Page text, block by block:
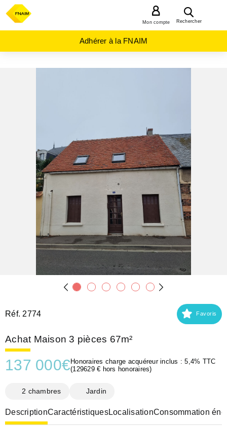
Rechercher
Mon compte
Adhérer à la FNAIM
MAINTENON
Réf. 2774 Favoris
Achat Maison 3 pièces 67m²
137 000€ Honoraires charge acquéreur inclus : 5,4% TTC
(129629 € hors honoraires)
2 chambres Jardin
DescriptionCaractéristiquesLocalisationConsommation